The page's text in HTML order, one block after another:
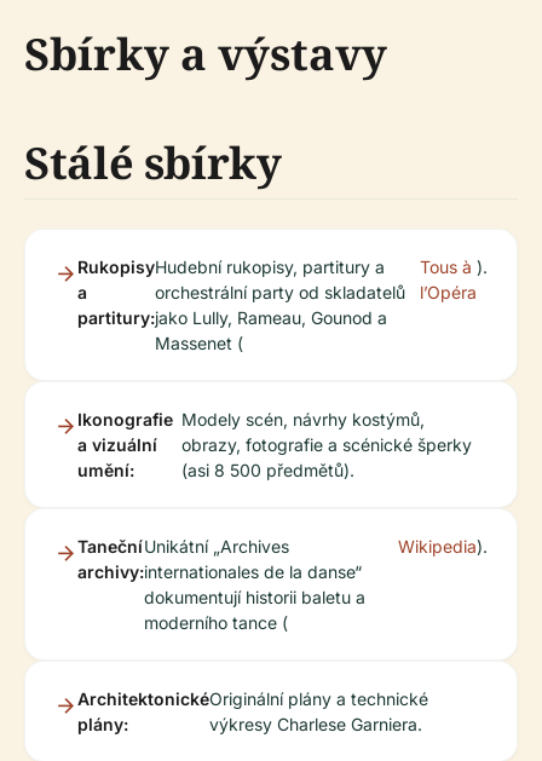
Sbírky a výstavy
Stálé sbírky
Rukopisy
a
partitury:
Hudební rukopisy, partitury a
orchestrální party od skladatelů
jako Lully, Rameau, Gounod a
Massenet (
Tous à
l’Opéra
).
Ikonografie
a vizuální
umění:
Modely scén, návrhy kostýmů,
obrazy, fotografie a scénické šperky
(asi 8 500 předmětů).
Taneční
archivy:
Unikátní „Archives
internationales de la danse“
dokumentují historii baletu a
moderního tance (
Wikipedia).
Architektonické
plány:
Originální plány a technické
výkresy Charlese Garniera.